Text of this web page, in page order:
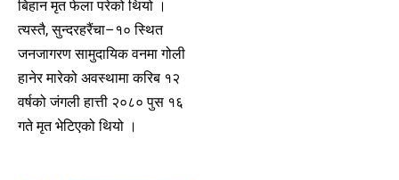
बिहान मृत फेला परेको थियो ।
त्यस्तै, सुन्दरहरैंचा–१० स्थित
जनजागरण सामुदायिक वनमा गोली
हानेर मारेको अवस्थामा करिब १२
वर्षको जंगली हात्ती २०८० पुस १६
गते मृत भेटिएको थियो ।